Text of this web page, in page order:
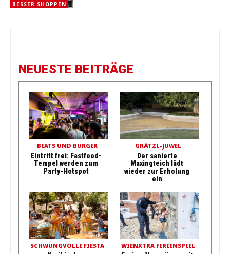
BESSER SHOPPEN
NEUESTE BEITRÄGE
BEATS UND BURGER
Eintritt frei: Fastfood-
Tempel werden zum
Party-Hotspot
GRÄTZL-JUWEL
Der sanierte
Maxingteich lädt
wieder zur Erholung
ein
SCHWUNGVOLLE FIESTA WIENXTRA FERIENSPIEL